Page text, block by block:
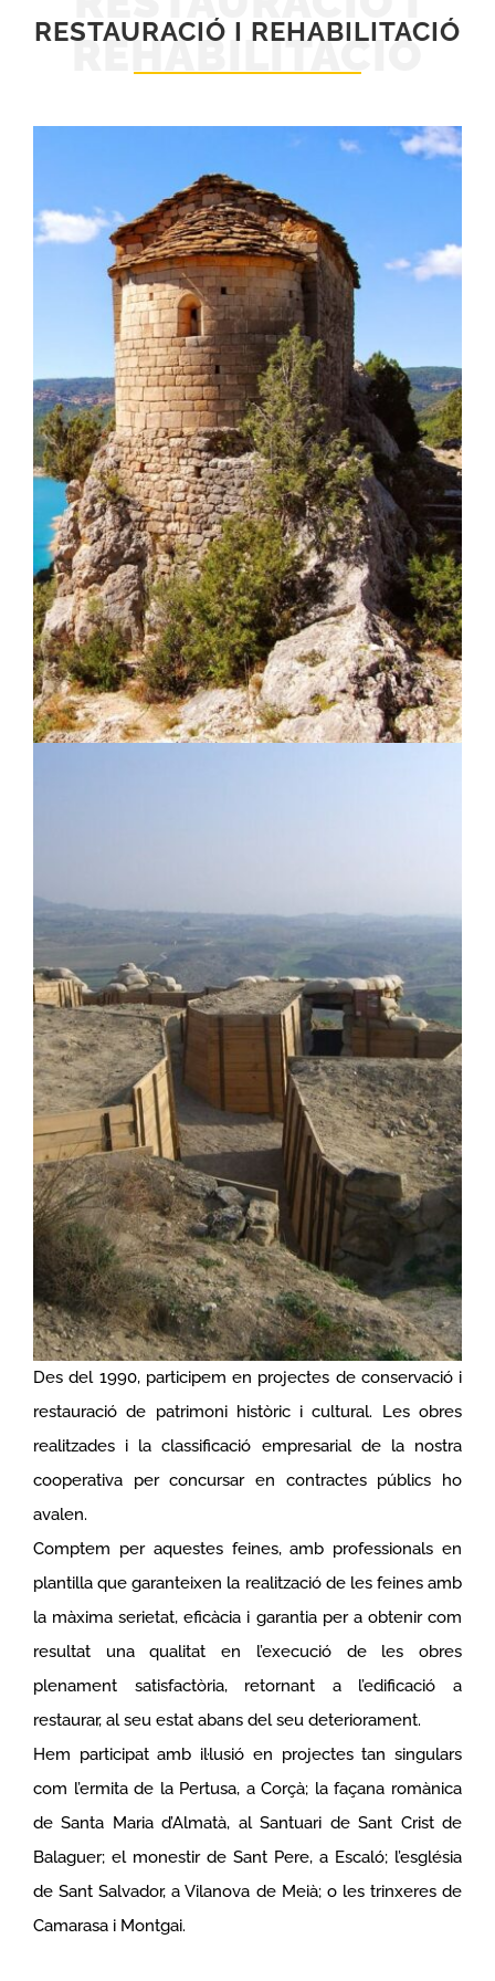
REHABILITACIÓ
RESTAURACIÓ I REHABILITACIÓ
Des del 1990, participem en projectes de conservació i
restauració de patrimoni històric i cultural. Les obres
realitzades i la classificació empresarial de la nostra
cooperativa per concursar en contractes públics ho
avalen.
Comptem per aquestes feines, amb professionals en
plantilla que garanteixen la realització de les feines amb
la màxima serietat, eficàcia i garantia per a obtenir com
resultat una qualitat en l’execució de les obres
plenament satisfactòria, retornant a l’edificació a
restaurar, al seu estat abans del seu deteriorament.
Hem participat amb il·lusió en projectes tan singulars
com l’ermita de la Pertusa, a Corçà; la façana romànica
de Santa Maria d’Almatà, al Santuari de Sant Crist de
Balaguer; el monestir de Sant Pere, a Escaló; l’església
de Sant Salvador, a Vilanova de Meià; o les trinxeres de
Camarasa i Montgai.